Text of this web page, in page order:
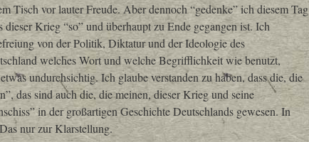
Tisch vor lauter Freude. Aber dennoch “gedenke” ich diesem Tag
Krieg “so” und überhaupt zu Ende gegangen ist. Ich
von der Politik, Diktatur und der Ideologie des
welches Wort und welche Begrifflichkeit wie benutzt,
undurchsichtig. Ich glaube verstanden zu haben, dass die, die
das sind auch die, die meinen, dieser Krieg und seine
in der großartigen Geschichte Deutschlands gewesen. In
nur zur Klarstellung.